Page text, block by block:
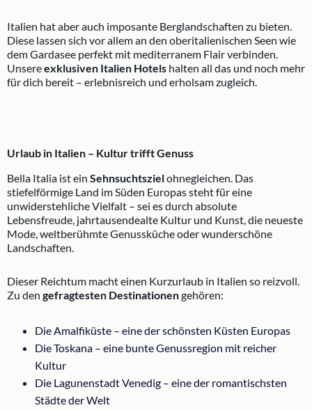
Italien hat aber auch imposante Berglandschaften zu bieten.
Diese lassen sich vor allem an den oberitalienischen Seen wie
dem Gardasee perfekt mit mediterranem Flair verbinden.
Unsereexklusiven Italien Hotels halten all das und noch mehr
für dich bereit – erlebnisreich und erholsam zugleich.
Urlaub in Italien – Kultur trifft Genuss
Bella Italia ist ein Sehnsuchtszielohnegleichen. Das
stiefelförmige Land im Süden Europas steht für eine
unwiderstehliche Vielfalt – sei es durch absolute
Lebensfreude, jahrtausendealte Kultur und Kunst, die neueste
Mode, weltberühmte Genussküche oder wunderschöne
Landschaften.
Dieser Reichtum macht einen Kurzurlaub in Italien so reizvoll.
Zu den gefragtesten Destinationengehören:
Die Amalfiküste – eine der schönsten Küsten Europas
Die Toskana – eine bunte Genussregion mit reicher
Kultur
Die Lagunenstadt Venedig – eine der romantischsten
Städte der Welt